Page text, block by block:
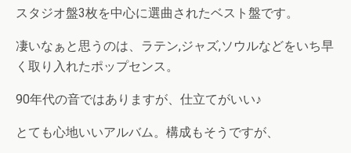
スタジオ盤3枚を中心に選曲されたベスト盤です。
凄いなぁと思うのは、ラテン,ジャズ,ソウルなどをいち早
く取り入れたポップセンス。
90年代の音ではありますが、仕立てがいい♪
とても心地いいアルバム。構成もそうですが、